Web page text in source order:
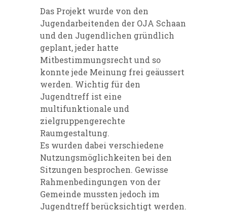
Das Projekt wurde von den
Jugendarbeitenden der OJA Schaan
und den Jugendlichen gründlich
geplant, jeder hatte
Mitbestimmungsrecht und so
konnte jede Meinung frei geäussert
werden. Wichtig für den
Jugendtreff ist eine
multifunktionale und
zielgruppengerechte
Raumgestaltung.
Es wurden dabei verschiedene
Nutzungsmöglichkeiten bei den
Sitzungen besprochen. Gewisse
Rahmenbedingungen von der
Gemeinde mussten jedoch im
Jugendtreff berücksichtigt werden.